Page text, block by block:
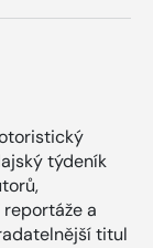
týdeník
a
titul